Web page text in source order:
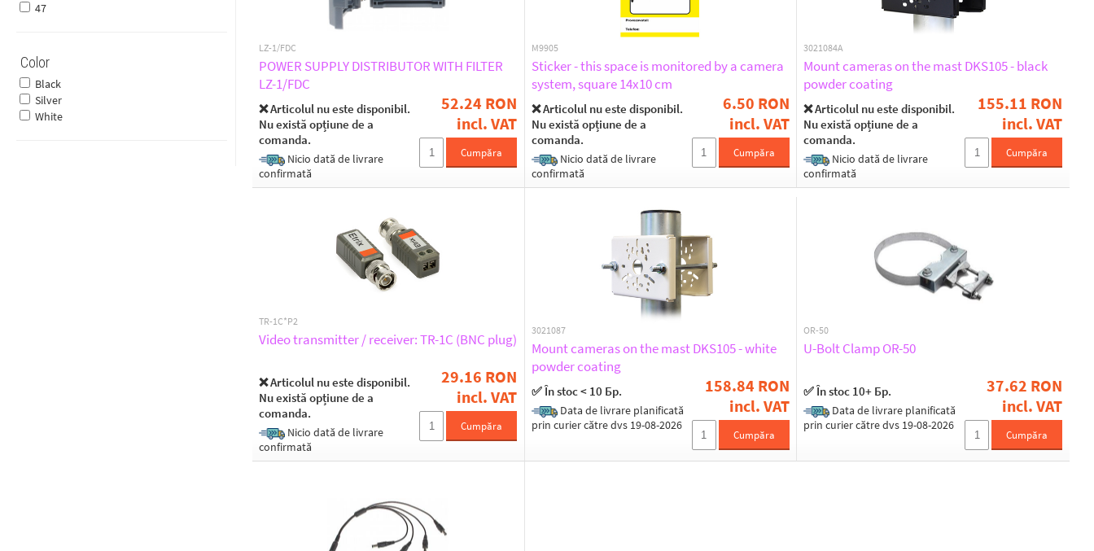
47
Color
Black
Silver
White
LZ-1/FDC
POWER SUPPLY DISTRIBUTOR WITH FILTER
LZ-1/FDC
❌ Articolul nu este disponibil.
Nu există opțiune de a
comanda.
Nicio dată de livrare
confirmată
52.24 RON
incl. VAT
Cumpăra
M9905
Sticker - this space is monitored by a camera
system, square 14x10 cm
❌ Articolul nu este disponibil.
Nu există opțiune de a
comanda.
Nicio dată de livrare
confirmată
6.50 RON
incl. VAT
Cumpăra
3021084A
Mount cameras on the mast DKS105 - black
powder coating
❌ Articolul nu este disponibil.
Nu există opțiune de a
comanda.
Nicio dată de livrare
confirmată
155.11 RON
incl. VAT
Cumpăra
TR-1C*P2
Video transmitter / receiver: TR-1C (BNC plug)
❌ Articolul nu este disponibil.
Nu există opțiune de a
comanda.
Nicio dată de livrare
confirmată
29.16 RON
incl. VAT
Cumpăra
3021087
Mount cameras on the mast DKS105 - white
powder coating
✅ În stoc < 10 Бр.
Data de livrare planificată
prin curier către dvs 19-08-2026
158.84 RON
incl. VAT
Cumpăra
OR-50
U-Bolt Clamp OR-50
✅ În stoc 10+ Бр.
Data de livrare planificată
prin curier către dvs 19-08-2026
37.62 RON
incl. VAT
Cumpăra